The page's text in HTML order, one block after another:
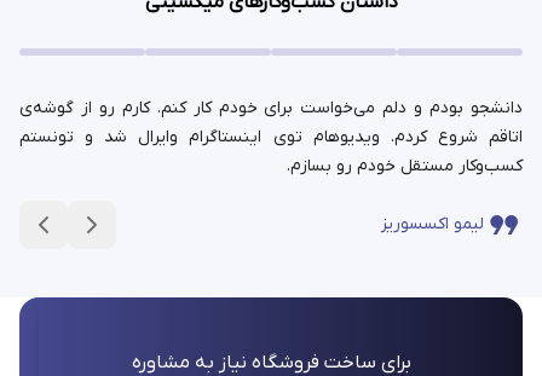
دانشجو بودم و دلم می‌خواست برای خودم کار کنم. کارم رو از گوشه‌ی
اتاقم شروع کردم. ویدیوهام توی اینستاگرام وایرال شد و تونستم
کسب‌وکار مستقل خودم رو بسازم.
لیمو اکسسوریز
برای ساخت فروشگاه نیاز به مشاوره